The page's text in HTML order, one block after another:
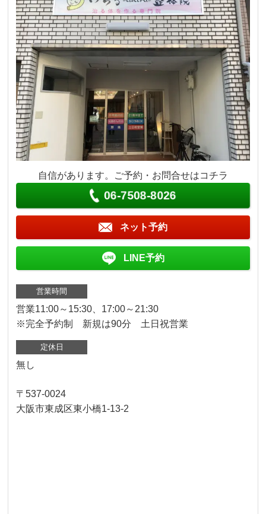
自信があります。ご予約・お問合せはコチラ
06-7508-8026
ネット予約
LINE予約
営業時間
営業11:00～15:30、17:00～21:30
※完全予約制 新規は90分 土日祝営業
定休日
無し
〒537-0024
大阪市東成区東小橋1-13-2